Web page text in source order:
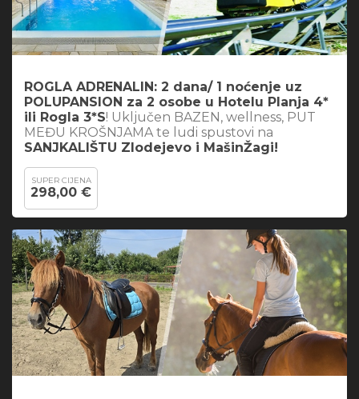
ROGLA ADRENALIN: 2 dana/ 1 noćenje uz
POLUPANSION za 2 osobe u Hotelu Planja 4*
ili Rogla 3*S! Uključen BAZEN, wellness, PUT
MEĐU KROŠNJAMA te ludi spustovi na
SANJKALIŠTU Zlodejevo i MašinŽagi!
SUPER CIJENA
298,00 €